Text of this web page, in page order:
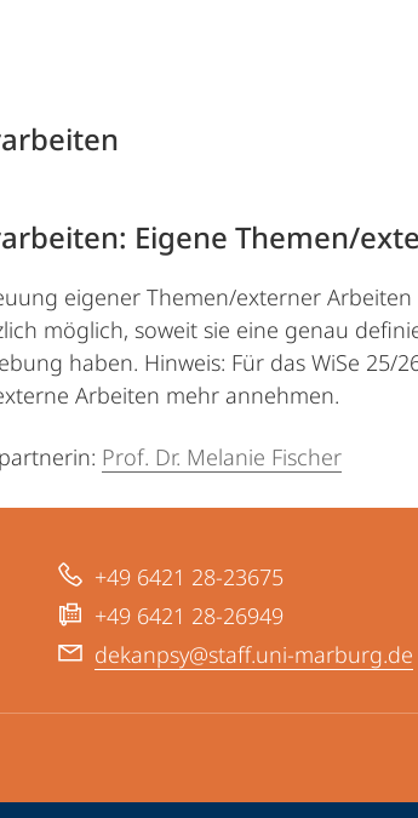
Eigene Themen/
eigener Themen/externer
möglich, soweit sie eine genau
haben. Hinweis: Für das WiSe
Arbeiten mehr annehmen.
Prof. Dr. Melanie Fischer
+49 6421 28-23675
+49 6421 28-26949
dekanpsy@staff.uni-marburg.de